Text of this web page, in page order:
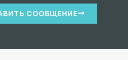
СООБЩЕНИЕ